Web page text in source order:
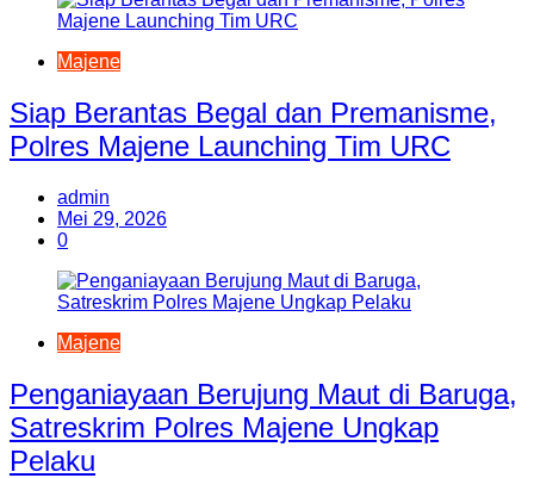
Majene
Siap Berantas Begal dan Premanisme,
Polres Majene Launching Tim URC
admin
Mei 29, 2026
0
Majene
Penganiayaan Berujung Maut di Baruga,
Satreskrim Polres Majene Ungkap
Pelaku